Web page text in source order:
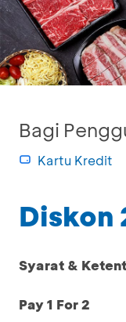
Bagi
Kartu Kredit
Diskon
Syarat &
Pay 1 For 2